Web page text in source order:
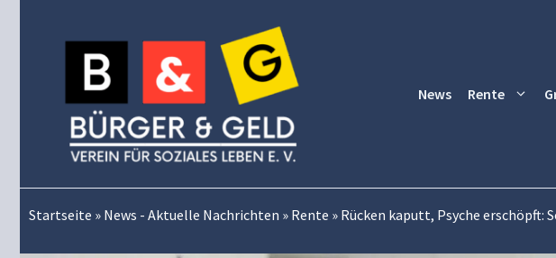
News Rente
Startseite » News - Aktuelle Nachrichten » Rente » Rücken kaputt, Psyche erschöpft: